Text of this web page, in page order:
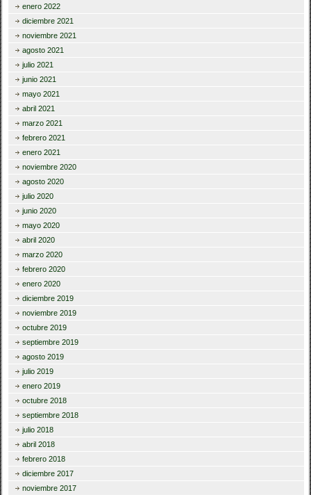
enero 2022
diciembre 2021
noviembre 2021
agosto 2021
julio 2021
junio 2021
mayo 2021
abril 2021
marzo 2021
febrero 2021
enero 2021
noviembre 2020
agosto 2020
julio 2020
junio 2020
mayo 2020
abril 2020
marzo 2020
febrero 2020
enero 2020
diciembre 2019
noviembre 2019
octubre 2019
septiembre 2019
agosto 2019
julio 2019
enero 2019
octubre 2018
septiembre 2018
julio 2018
abril 2018
febrero 2018
diciembre 2017
noviembre 2017